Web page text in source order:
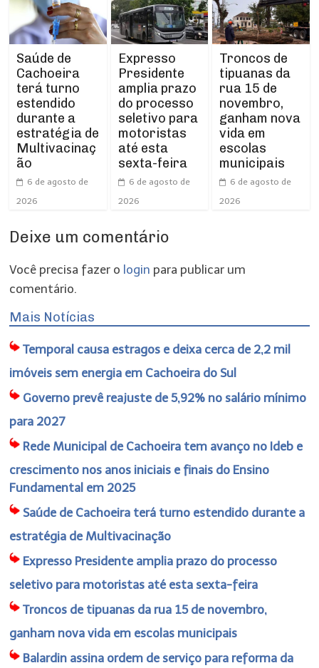
Saúde de
Cachoeira
terá turno
estendido
durante a
estratégia de
Multivacinaç
ão
6 de agosto de
2026
Expresso
Presidente
amplia prazo
do processo
seletivo para
motoristas
até esta
sexta-feira
6 de agosto de
2026
Troncos de
tipuanas da
rua 15 de
novembro,
ganham nova
vida em
escolas
municipais
6 de agosto de
2026
Deixe um comentário
Você precisa fazer o login para publicar um
comentário.
Mais Notícias
Temporal causa estragos e deixa cerca de 2,2 mil
imóveis sem energia em Cachoeira do Sul
Governo prevê reajuste de 5,92% no salário mínimo
para 2027
Rede Municipal de Cachoeira tem avanço no Ideb e
crescimento nos anos iniciais e finais do Ensino
Fundamental em 2025
Saúde de Cachoeira terá turno estendido durante a
estratégia de Multivacinação
Expresso Presidente amplia prazo do processo
seletivo para motoristas até esta sexta-feira
Troncos de tipuanas da rua 15 de novembro,
ganham nova vida em escolas municipais
Balardin assina ordem de serviço para reforma da